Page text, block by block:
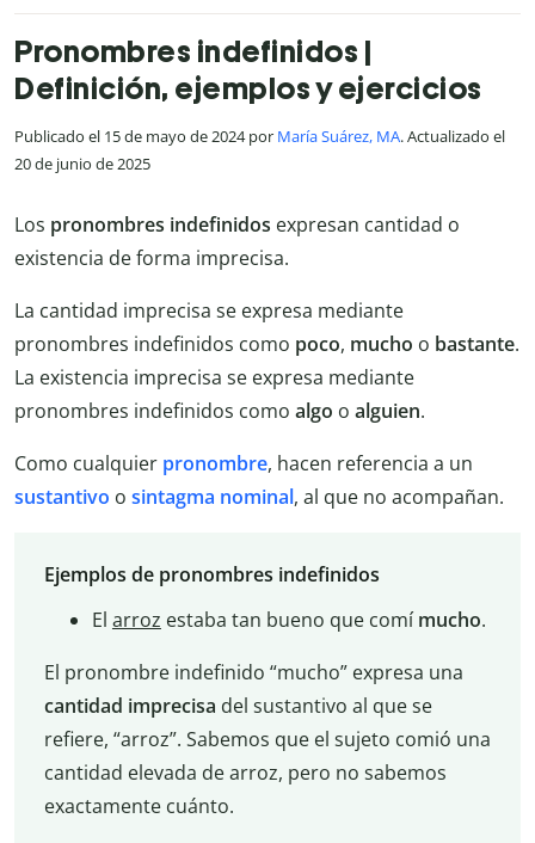
Pronombres indefinidos |
Definición, ejemplos y ejercicios
Publicado el 15 de mayo de 2024 por María Suárez, MA. Actualizado el
20 de junio de 2025
Los pronombres indefinidos expresan cantidad o
existencia de forma imprecisa.
La cantidad imprecisa se expresa mediante
pronombres indefinidos como poco, mucho o bastante.
La existencia imprecisa se expresa mediante
pronombres indefinidos como algo o alguien.
Como cualquier pronombre, hacen referencia a un
sustantivo o sintagma nominal, al que no acompañan.
Ejemplos de pronombres indefinidos
El arroz estaba tan bueno que comímucho.
El pronombre indefinido “mucho” expresa una
cantidad imprecisa del sustantivo al que se
refiere, “arroz”. Sabemos que el sujeto comió una
cantidad elevada de arroz, pero no sabemos
exactamente cuánto.